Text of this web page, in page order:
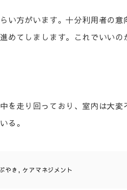
い方がいます。十分利用者の意
めてしまします。これでいいの
を走り回っており、室内は大変
る。
やき ,ケアマネジメント